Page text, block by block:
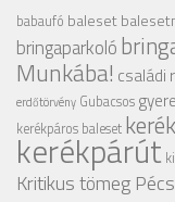
babaufó baleset
bringaparkoló
Munkába! családi
erdőtörvény Gubacsos
kerékpáros baleset
kerékpárút
Kritikus tömeg Pécs